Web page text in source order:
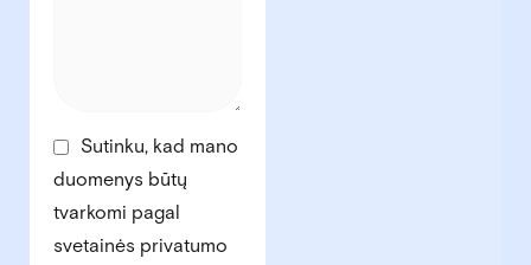
Sutinku, kad mano
duomenys būtų
tvarkomi pagal
svetainės privatumo